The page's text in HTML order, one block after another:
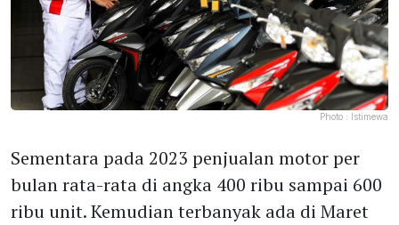
Photo : Istimewa
Sementara pada 2023 penjualan motor per
bulan rata-rata di angka 400 ribu sampai 600
ribu unit. Kemudian terbanyak ada di Maret